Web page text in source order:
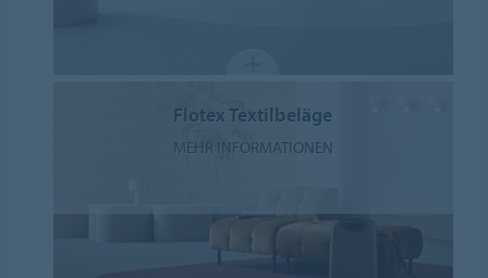
Flotex Textilbeläge
MEHR INFORMATIONEN